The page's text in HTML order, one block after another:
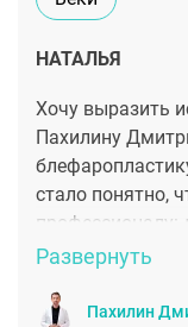
НАТАЛЬЯ
Хочу выразить
Пахилину
стало понятно,
профессионалу:
владеет
внимательно
Развернуть
Пахилин